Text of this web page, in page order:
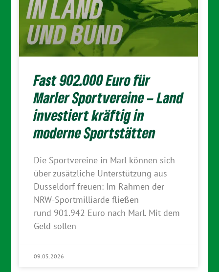
Fast 902.000 Euro für
Marler Sportvereine – Land
investiert kräftig in
moderne Sportstätten
Die Sportvereine in Marl können sich
über zusätzliche Unterstützung aus
Düsseldorf freuen: Im Rahmen der
NRW-Sportmilliarde fließen
rund 901.942 Euro nach Marl. Mit dem
Geld sollen
09.05.2026